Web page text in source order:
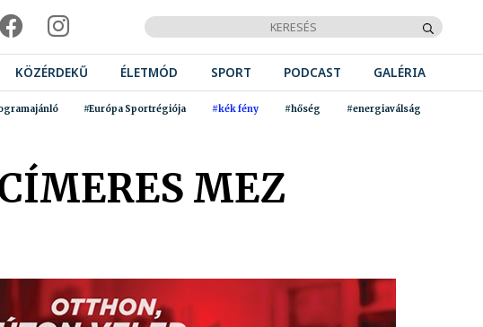
KÖZÉRDEKŰ ÉLETMÓD SPORT PODCAST GALÉRIA
#Európa Sportrégiója #kék fény #hőség #energiaválság
MEZ